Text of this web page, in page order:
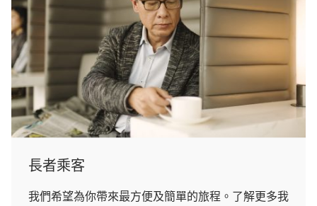
長者乘客
我們希望為你帶來最方便及簡單的旅程。了解更多我